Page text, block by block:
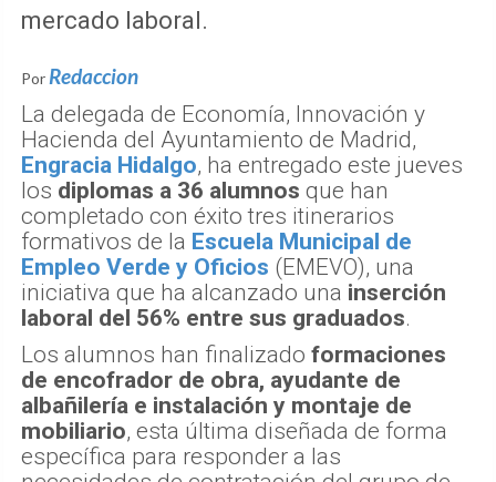
mercado laboral.
Por Redaccion
La delegada de Economía, Innovación y
Hacienda del Ayuntamiento de Madrid,
Engracia Hidalgo, ha entregado este jueves
los diplomas a 36 alumnos que han
completado con éxito tres itinerarios
formativos de la Escuela Municipal de
Empleo Verde y Oficios (EMEVO), una
iniciativa que ha alcanzado una inserción
laboral del 56% entre sus graduados.
Los alumnos han finalizado formaciones
de encofrador de obra, ayudante de
albañilería e instalación y montaje de
mobiliario, esta última diseñada de forma
específica para responder a las